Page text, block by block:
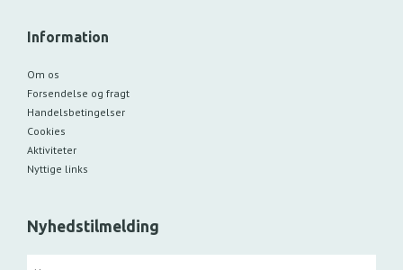
Information
Om os
Forsendelse og fragt
Handelsbetingelser
Cookies
Aktiviteter
Nyttige links
Nyhedstilmelding